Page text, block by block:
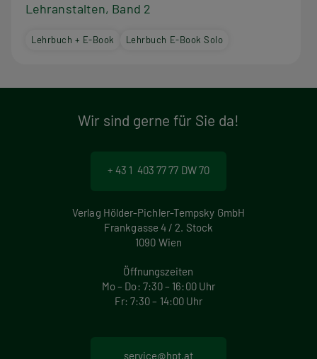
Lehranstalten, Band 2
Lehrbuch + E-Book Lehrbuch E-Book Solo
Wir sind gerne für Sie da!
+ 43 1 403 77 77 DW 70
Verlag Hölder-Pichler-Tempsky GmbH
Frankgasse 4 / 2. Stock
1090 Wien
Öffnungszeiten
Mo – Do: 7:30 – 16:00 Uhr
Fr: 7:30 – 14:00 Uhr
service@hpt.at